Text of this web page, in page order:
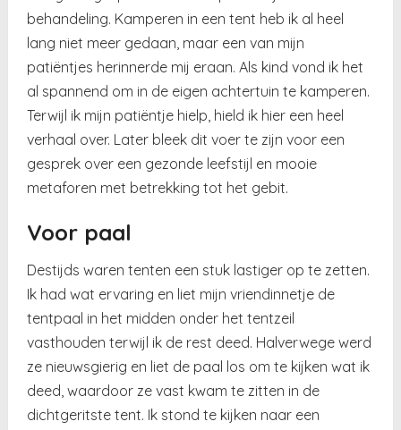
behandeling. Kamperen in een tent heb ik al heel
lang niet meer gedaan, maar een van mijn
patiëntjes herinnerde mij eraan. Als kind vond ik het
al spannend om in de eigen achtertuin te kamperen.
Terwijl ik mijn patiëntje hielp, hield ik hier een heel
verhaal over. Later bleek dit voer te zijn voor een
gesprek over een gezonde leefstijl en mooie
metaforen met betrekking tot het gebit.
Voor paal
Destijds waren tenten een stuk lastiger op te zetten.
Ik had wat ervaring en liet mijn vriendinnetje de
tentpaal in het midden onder het tentzeil
vasthouden terwijl ik de rest deed. Halverwege werd
ze nieuwsgierig en liet de paal los om te kijken wat ik
deed, waardoor ze vast kwam te zitten in de
dichtgeritste tent. Ik stond te kijken naar een